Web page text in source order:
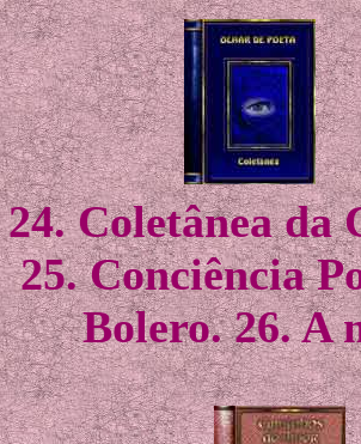
Coletânea da
25. Conciência
Bolero.26. A